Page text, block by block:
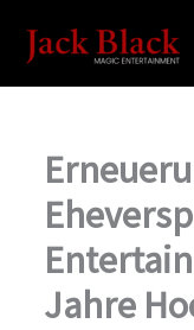
Inhalt
springen
Jahre